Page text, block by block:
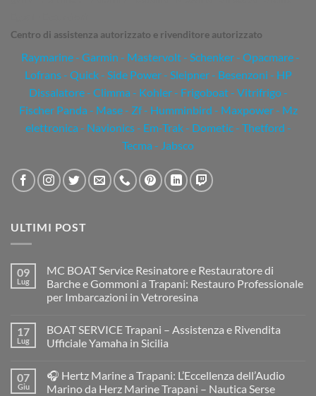
Centro di assistenza autorizzato e rivenditore autorizzato
Raymarine- Garmin - Mastervolt - Schenker - Opacmare -
Lofrans - Quick - Side Power - Sleipner - Besenzoni - HP
Dissalatore - Climma - Kohler - Frigoboat - Vitrifrigo -
Fischer Panda - Mase - Zf - Humminbird - Maxpower - Mz
elettronica - Navionics - Em-Trak - Dometic - Thetford -
Tecma - Jabsco
ULTIMI POST
09
Lug
MC BOAT Service Resinatore e Restauratore di
Barche e Gommoni a Trapani: Restauro Professionale
per Imbarcazioni in Vetroresina
su
MC
BOAT
e
Restauratore
di
17
Lug
BOAT SERVICE Trapani – Assistenza e Rivendita
Ufficiale Yamaha in Sicilia
su
BOAT
SERVICE
07
Giu
🎧 Hertz Marine a Trapani: L’Eccellenza dell’Audio
Marino da Herz Marine Trapani – Nautica Serse